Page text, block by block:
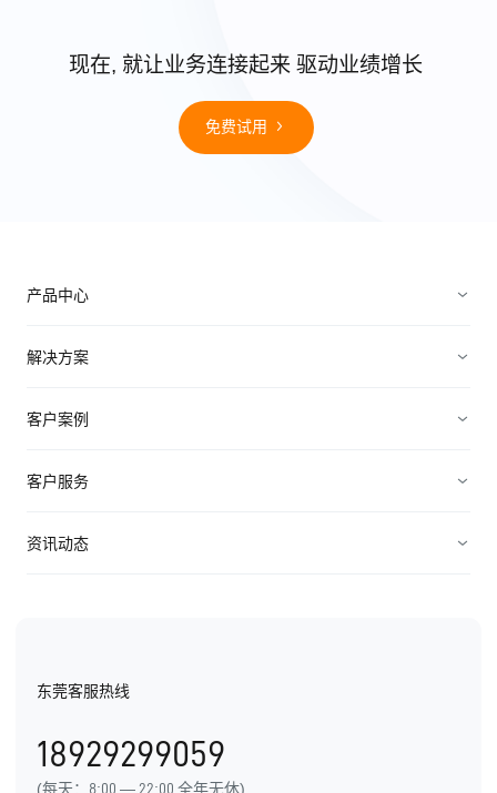
现在, 就让业务连接起来 驱动业绩增长
免费试用
产品中心
销售管理
解决方案
电子制造
客户案例
高科技
客户服务
资源中心
用户手册
资讯动态
发展历程
产品动态
东莞客服热线
18929299059
(每天：8:00 — 22:00 全年无休)